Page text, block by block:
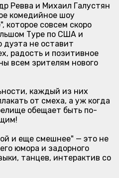
Ревва и Михаил Галустян
комедийное шоу
совсем скоро
Туре по США и
не оставит
радость и позитивное
всем зрителям нового
каждый из них
от смеха, а уж когда
обещает быть по-
и еще смешнее" — это не
юмора и задорного
танцев, интерактив со